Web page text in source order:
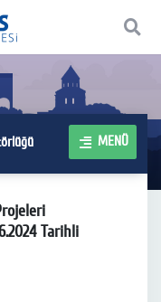
MENÜ
Tarihli